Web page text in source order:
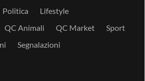
Politica
Lifestyle
QC Animali QC Market
Sport
Segnalazioni